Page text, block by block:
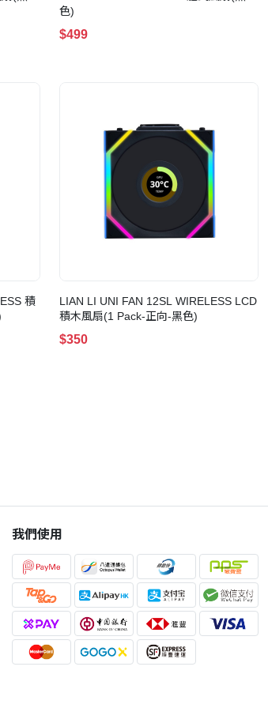
色)
$499
積
LIAN LI UNI FAN 12SL WIRELESS LCD
積木風扇(1 Pack-正向-黑色)
$350
我們使用